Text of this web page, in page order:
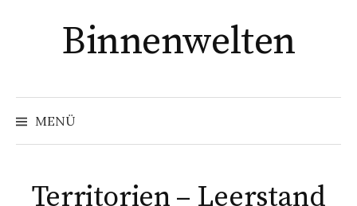
Binnenwelten
MENÜ
Territorien – Leerstand